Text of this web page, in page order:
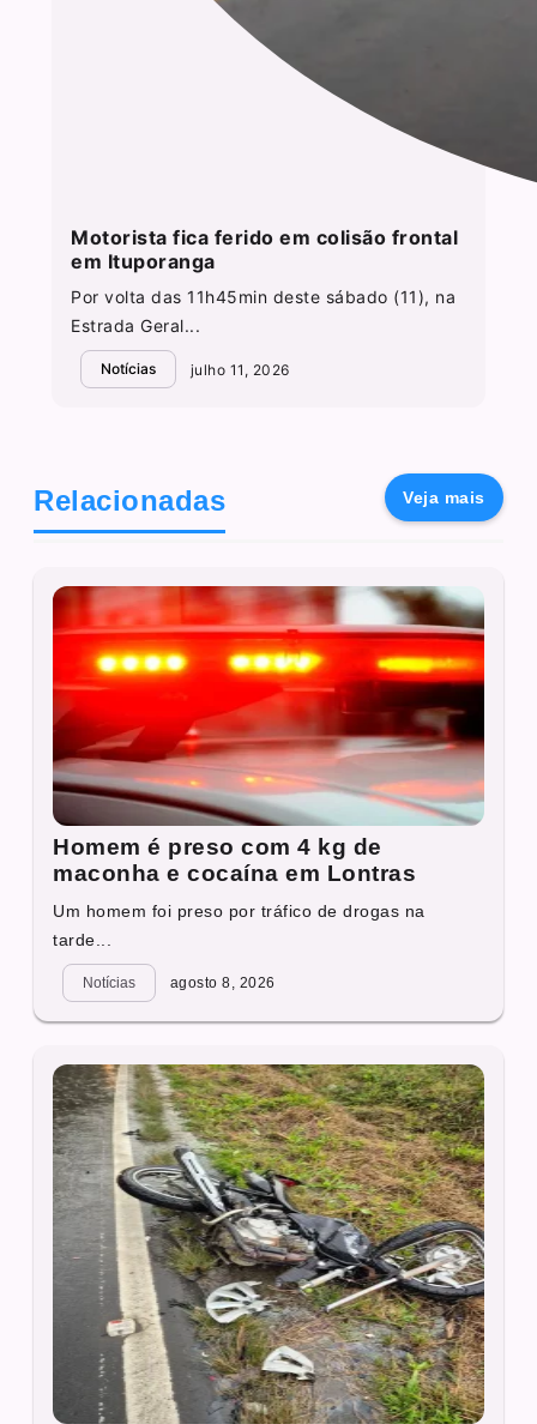
Motorista fica ferido em colisão frontal
em Ituporanga
Por volta das 11h45min deste sábado (11), na
Estrada Geral...
Notícias julho 11, 2026
Relacionadas Veja mais
Homem é preso com 4 kg de
maconha e cocaína em Lontras
Um homem foi preso por tráfico de drogas na
tarde...
Notícias agosto 8, 2026